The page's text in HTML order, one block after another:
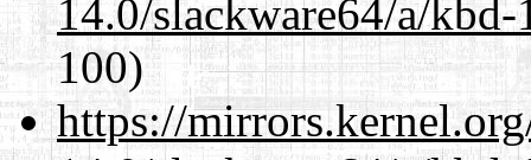
14.0/slackware64/a/
100)
https://